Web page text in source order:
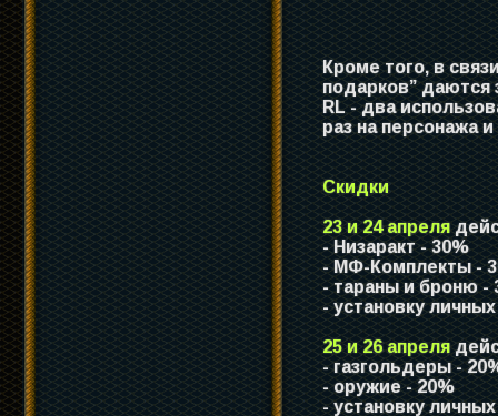
Кроме того, в
подарков” даются
RL - два
раз на персонажа
Скидки
23 и 24 апреля
- Низаракт - 30%
- МФ-Комплекты -
- тараны и броню -
- установку
25 и 26 апреля
- газгольдеры -
- оружие - 20%
- установку